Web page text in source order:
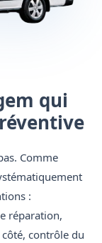
qui
Comme
:
réparation,
contrôle du